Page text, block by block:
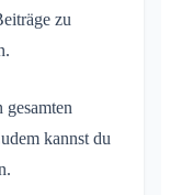
zu
gesamten
kannst du